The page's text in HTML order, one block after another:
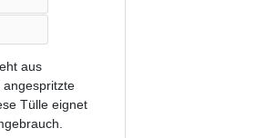
aus
angespritzte
Tülle eignet